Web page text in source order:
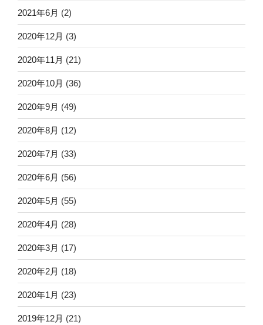
2021年6月 (2)
2020年12月 (3)
2020年11月 (21)
2020年10月 (36)
2020年9月 (49)
2020年8月 (12)
2020年7月 (33)
2020年6月 (56)
2020年5月 (55)
2020年4月 (28)
2020年3月 (17)
2020年2月 (18)
2020年1月 (23)
2019年12月 (21)